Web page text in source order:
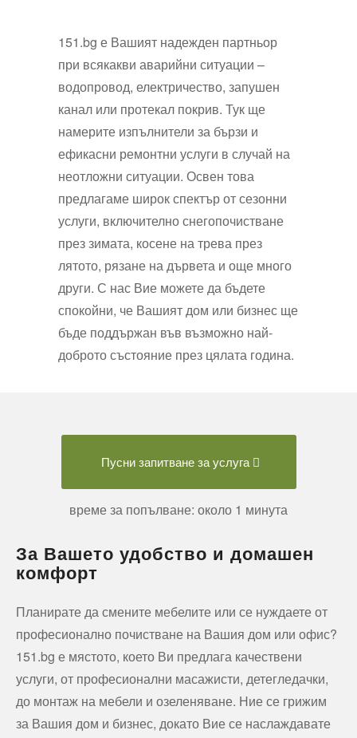
151.bg е Вашият надежден партньор
при всякакви аварийни ситуации –
водопровод, електричество, запушен
канал или протекал покрив. Тук ще
намерите изпълнители за бързи и
ефикасни ремонтни услуги в случай на
неотложни ситуации. Освен това
предлагаме широк спектър от сезонни
услуги, включително снегопочистване
през зимата, косене на трева през
лятото, рязане на дървета и още много
други. С нас Вие можете да бъдете
спокойни, че Вашият дом или бизнес ще
бъде поддържан във възможно най-
доброто състояние през цялата година.
Пусни запитване за услуга
време за попълване: около 1 минута
За Вашето удобство и домашен
комфорт
Планирате да смените мебелите или се нуждаете от
професионално почистване на Вашия дом или офис?
151.bg е мястото, което Ви предлага качествени
услуги, от професионални масажисти, детегледачки,
до монтаж на мебели и озеленяване. Ние се грижим
за Вашия дом и бизнес, докато Вие се наслаждавате